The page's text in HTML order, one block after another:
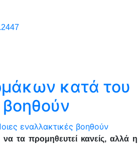
κατά του
να τα προμηθευτεί κανείς, αλλά η